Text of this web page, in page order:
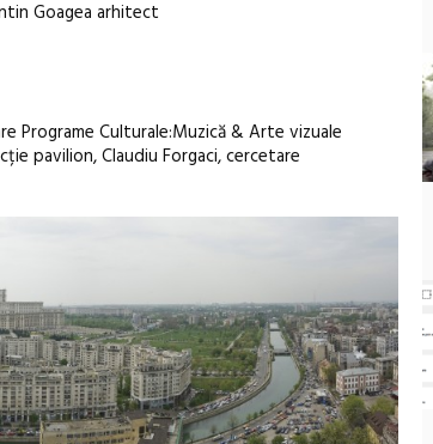
Goagea arhitect
Programe Culturale:Muzică & Arte vizuale
pavilion, Claudiu Forgaci, cercetare